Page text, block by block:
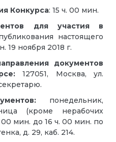
Конкурса: 15 ч. 00 мин.
для участия в
настоящего
19 ноября 2018 г.
документов
127051, Москва, ул.
понедельник,
(кроме нерабочих
мин. до 16 ч. 00 мин. по
д. 29, каб. 214.